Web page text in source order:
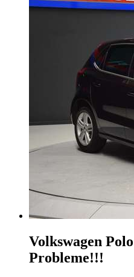
Volkswagen Polo
Probleme!!!